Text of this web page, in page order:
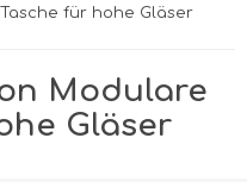
für hohe Gläser
Modulare
Gläser